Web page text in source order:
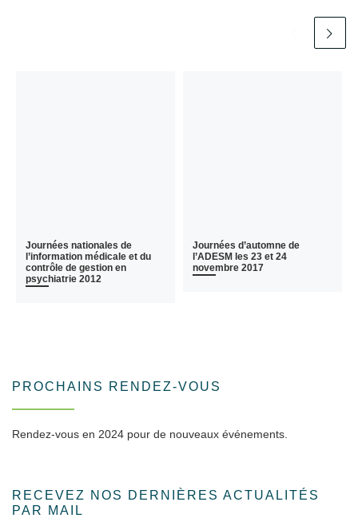
Journées nationales de
l’information médicale et du
contrôle de gestion en
psychiatrie 2012
Journées d’automne de
l’ADESM les 23 et 24
novembre 2017
PROCHAINS RENDEZ-VOUS
Rendez-vous en 2024 pour de nouveaux événements.
RECEVEZ NOS DERNIÈRES ACTUALITÉS
PAR MAIL